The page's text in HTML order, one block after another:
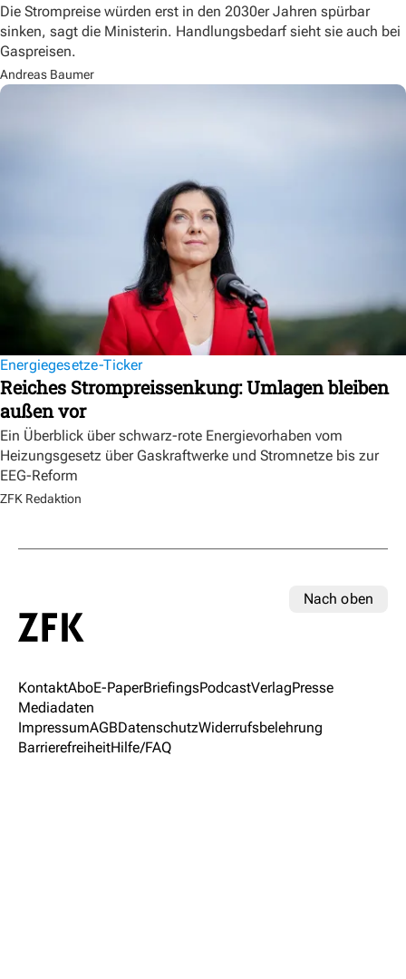
Die Strompreise würden erst in den 2030er Jahren spürbar
sinken, sagt die Ministerin. Handlungsbedarf sieht sie auch bei
Gaspreisen.
Andreas Baumer
Energiegesetze-Ticker
Reiches Strompreissenkung: Umlagen bleiben
außen vor
Ein Überblick über schwarz-rote Energievorhaben vom
Heizungsgesetz über Gaskraftwerke und Stromnetze bis zur
EEG-Reform
ZFK Redaktion
Nach oben
KontaktAboE-PaperBriefingsPodcastVerlagPresse
Mediadaten
ImpressumAGBDatenschutzWiderrufsbelehrung
BarrierefreiheitHilfe/FAQ